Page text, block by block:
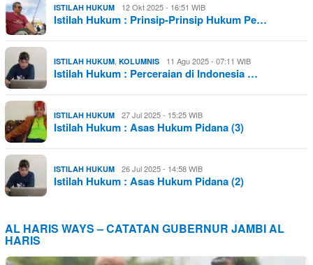
ISTILAH HUKUM 12 Okt 2025 - 16:51 WIB
Istilah Hukum : Prinsip-Prinsip Hukum Pe…
ISTILAH HUKUM KOLUMNIS 11 Agu 2025 - 07:11 WIB
Istilah Hukum : Perceraian di Indonesia …
ISTILAH HUKUM 27 Jul 2025 - 15:25 WIB
Istilah Hukum : Asas Hukum Pidana (3)
ISTILAH HUKUM 26 Jul 2025 - 14:58 WIB
Istilah Hukum : Asas Hukum Pidana (2)
AL HARIS WAYS – CATATAN GUBERNUR JAMBI AL
HARIS